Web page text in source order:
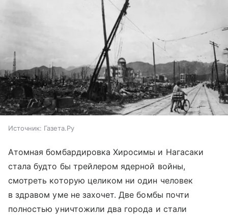
Источник: Газета.Ру
Атомная бомбардировка Хиросимы и Нагасаки
стала будто бы трейлером ядерной войны,
смотреть которую целиком ни один человек
в здравом уме не захочет. Две бомбы почти
полностью уничтожили два города и стали